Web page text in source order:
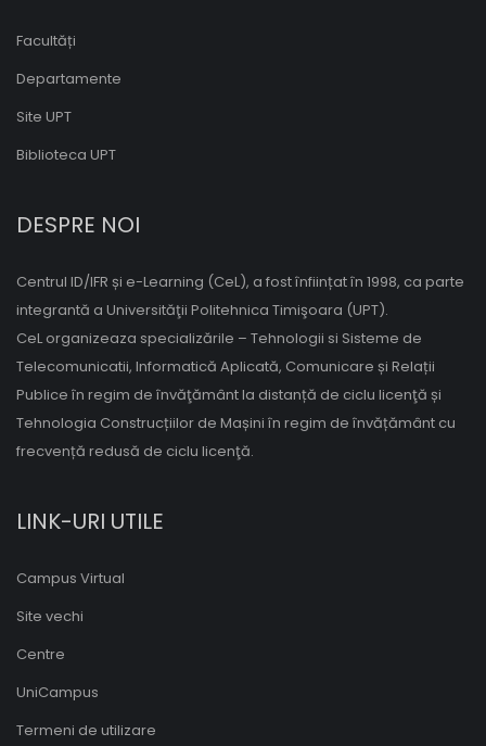
Facultăți
Departamente
Site UPT
Biblioteca UPT
DESPRE NOI
Centrul ID/IFR și e-Learning (CeL), a fost înființat în 1998, ca parte
integrantă a Universităţii Politehnica Timişoara (UPT).
CeL organizeaza specializările – Tehnologii si Sisteme de
Telecomunicatii, Informatică Aplicată, Comunicare și Relații
Publice în regim de învăţământ la distanță de ciclu licenţă și
Tehnologia Construcțiilor de Mașini în regim de învățământ cu
frecvență redusă de ciclu licenţă.
LINK-URI UTILE
Campus Virtual
Site vechi
Centre
UniCampus
Termeni de utilizare